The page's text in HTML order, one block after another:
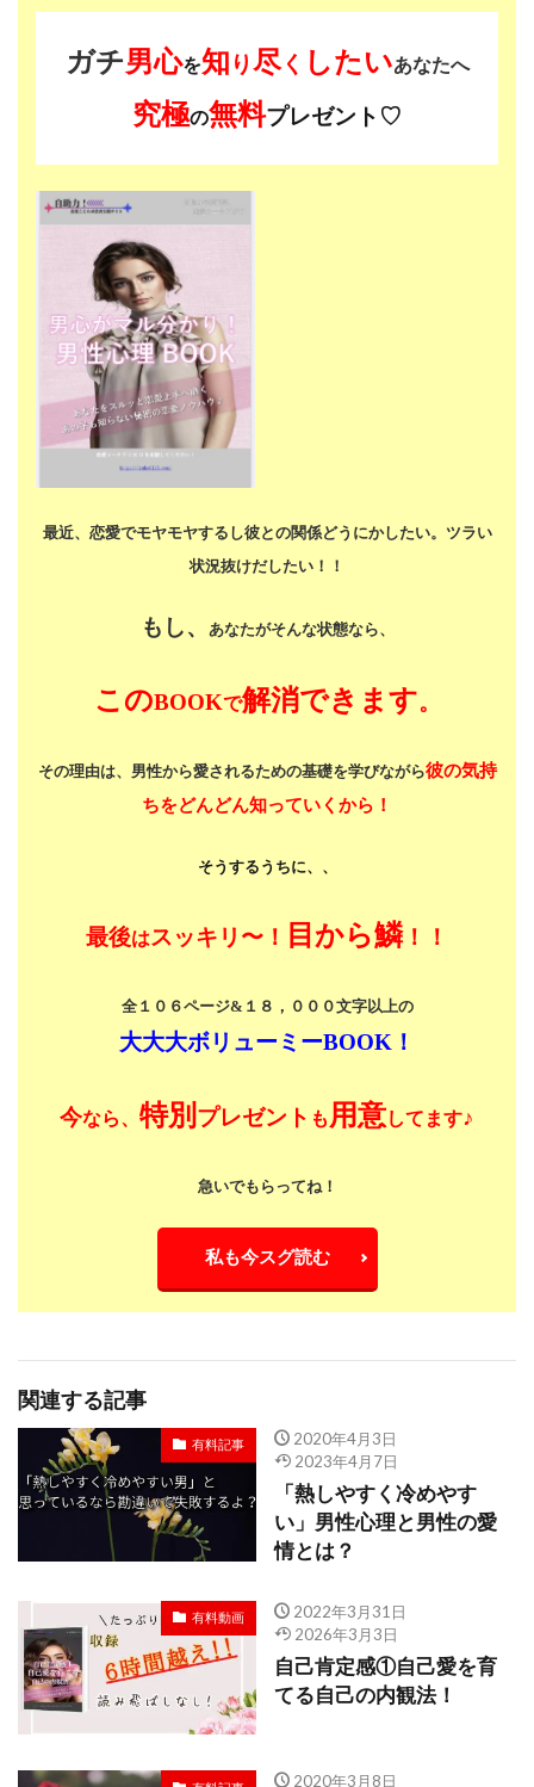
ガチ男心を知 り尽く したいあなたへ
究極の無料プレゼント♡
最近、恋愛でモヤモヤするし彼との関係どうにかしたい。 ツラい
状況抜けだしたい！！
もし、 あなたがそんな状態なら、
このBOOKで解消できます。
その理由は、男性から愛されるための基礎を学びながら彼の気持
ちをどんどん知っていくから！
そうするうちに、、
最後はスッキリ〜！ 目から鱗！！
全１０６ページ&１８，０００文字以上の
大大大ボリューミーBOOK！
今なら、 特別 プレゼント も 用意してます♪
急いでもらってね！
私も今スグ読む
関連する記事
有料記事
2020年4月3日
2023年4月7日
「熱しやすく冷めやす
い」男性心理と男性の愛
情とは？
有料動画
2022年3月31日
2026年3月3日
自己肯定感①自己愛を育
てる自己の内観法！
2020年3月8日